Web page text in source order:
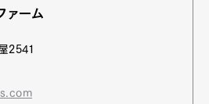
ァーム
屋2541